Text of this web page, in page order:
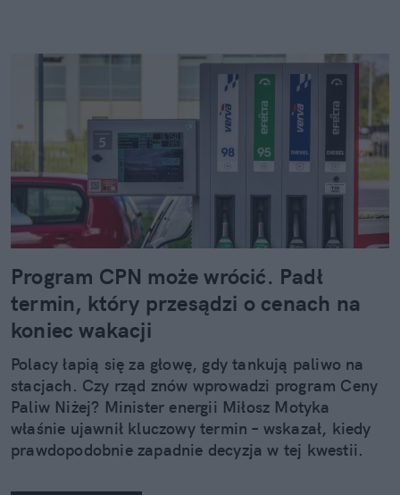
Program CPN może wrócić. Padł
termin, który przesądzi o cenach na
koniec wakacji
Polacy łapią się za głowę, gdy tankują paliwo na
stacjach. Czy rząd znów wprowadzi program Ceny
Paliw Niżej? Minister energii Miłosz Motyka
właśnie ujawnił kluczowy termin – wskazał, kiedy
prawdopodobnie zapadnie decyzja w tej kwestii.